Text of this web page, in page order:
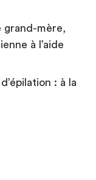
mère,
à l’aide
: à la